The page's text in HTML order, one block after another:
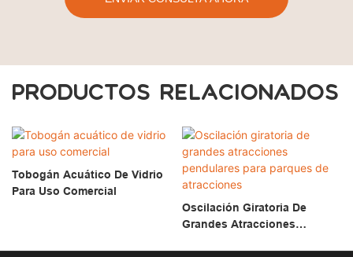
PRODUCTOS RELACIONADOS
Tobogán Acuático De Vidrio
Para Uso Comercial
Oscilación Giratoria De
Grandes Atracciones